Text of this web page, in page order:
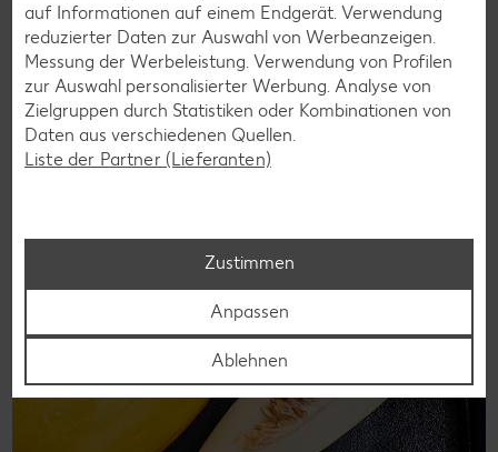
Wassermelone
Die Wassermelone zählt zu den weltweit größten und
Erfahre mehr
auf Informationen auf einem Endgerät. Verwendung
reduzierter Daten zur Auswahl von Werbeanzeigen.
Messung der Werbeleistung. Verwendung von Profilen
zur Auswahl personalisierter Werbung. Analyse von
Zielgruppen durch Statistiken oder Kombinationen von
Daten aus verschiedenen Quellen.
Liste der Partner (Lieferanten)
Zustimmen
Anpassen
Ablehnen